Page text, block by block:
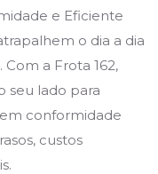
e Eficiente
o dia a dia
a Frota 162,
seu lado para
conformidade
custos